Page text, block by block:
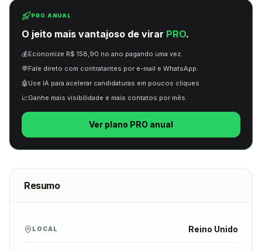
PRO ANUAL
O jeito mais vantajoso de virar PRO.
💰Economize R$ 158,90 no ano pagando uma vez.
💬Fale direto com contratantes por e-mail e WhatsApp.
🤖 Use IA para acelerar candidaturas em poucos cliques.
📈Ganhe mais visibilidade e mais contatos por mês.
Ver plano PRO anual
Resumo
LOCAL Reino Unido